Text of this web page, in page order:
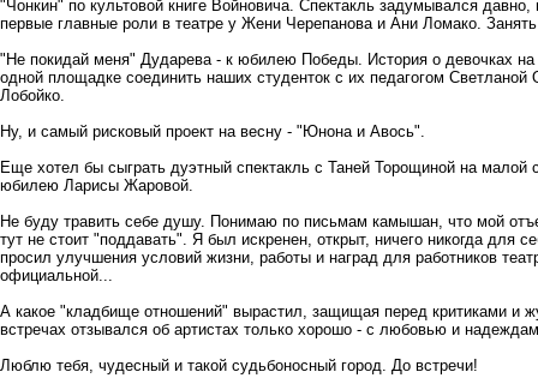
"Чонкин" по культовой книге Войновича. Спектакль задумывался
первые главные роли в театре у Жени Черепанова и Ани Ломако.
"Не покидай меня" Дударева - к юбилею Победы. История о девочках
одной площадке соединить наших студенток с их педагогом
Лобойко.
Ну, и самый рисковый проект на весну - "Юнона и Авось".
Еще хотел бы сыграть дуэтный спектакль с Таней Торощиной на
юбилею Ларисы Жаровой.
Не буду травить себе душу. Понимаю по письмам камышан, что мой
тут не стоит "поддавать". Я был искренен, открыт, ничего никогда для
просил улучшения условий жизни, работы и наград для работников
официальной...
А какое "кладбище отношений" вырастил, защищая перед критиками и
встречах отзывался об артистах только хорошо - с любовью и
Люблю тебя, чудесный и такой судьбоносный город. До встречи!